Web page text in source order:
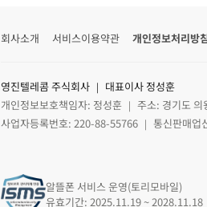
회사소개 서비스이용약관 개인정보처리방
영진텔레콤 주식회사 ｜ 대표이사 정성훈
개인정보보호책임자: 정성훈 ｜ 주소: 경기도
사업자등록번호: 220-88-55766 ｜ 통신판매
알뜰폰 서비스 운영(토리모바일)
유효기간: 2025.11.19 ~ 2028.11.18